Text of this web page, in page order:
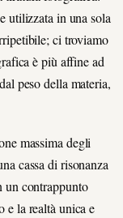
utilizzata in una sola
ci troviamo
è più affine ad
peso della materia,
massima degli
cassa di risonanza
un contrappunto
e la realtà unica e